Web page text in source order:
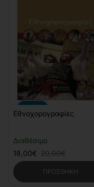
Διαθέσιμο
Εθνοχορογραφίες
18,00€ 20,00€
ΠΡΟΣΘΉΚΗ